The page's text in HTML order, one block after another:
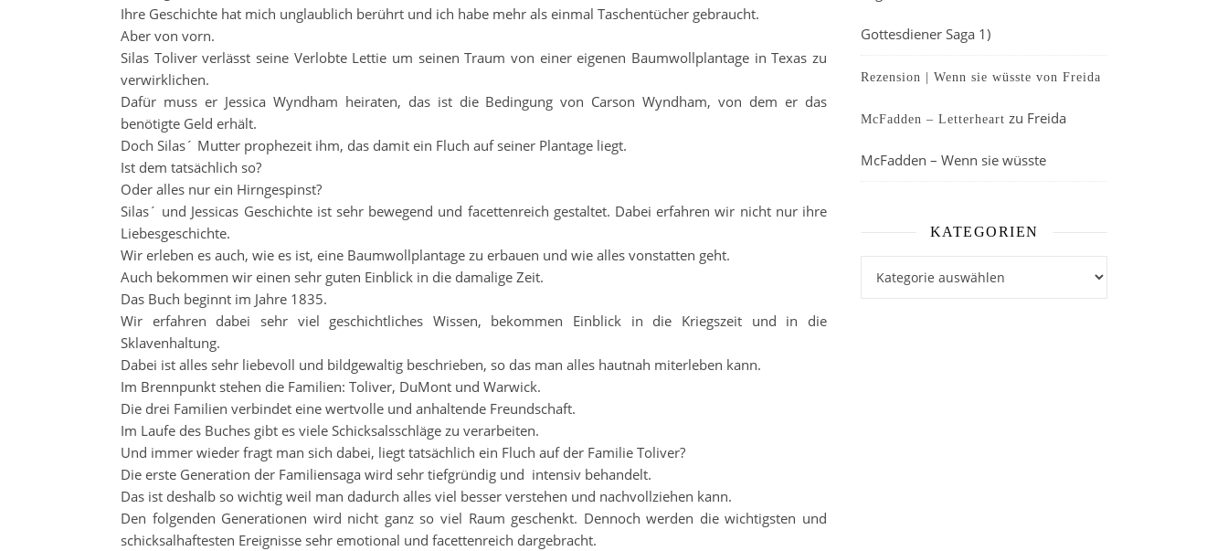
Ihre Geschichte hat mich unglaublich berührt und ich habe mehr als einmal Taschentücher gebraucht.
Aber von vorn.
Silas Toliver verlässt seine Verlobte Lettie um seinen Traum von einer eigenen Baumwollplantage in Texas zu
verwirklichen.
Dafür muss er Jessica Wyndham heiraten, das ist die Bedingung von Carson Wyndham, von dem er das
benötigte Geld erhält.
Doch Silas´ Mutter prophezeit ihm, das damit ein Fluch auf seiner Plantage liegt.
Ist dem tatsächlich so?
Oder alles nur ein Hirngespinst?
Silas´ und Jessicas Geschichte ist sehr bewegend und facettenreich gestaltet. Dabei erfahren wir nicht nur ihre
Liebesgeschichte.
Wir erleben es auch, wie es ist, eine Baumwollplantage zu erbauen und wie alles vonstatten geht.
Auch bekommen wir einen sehr guten Einblick in die damalige Zeit.
Das Buch beginnt im Jahre 1835.
Wir erfahren dabei sehr viel geschichtliches Wissen, bekommen Einblick in die Kriegszeit und in die
Sklavenhaltung.
Dabei ist alles sehr liebevoll und bildgewaltig beschrieben, so das man alles hautnah miterleben kann.
Im Brennpunkt stehen die Familien: Toliver, DuMont und Warwick.
Die drei Familien verbindet eine wertvolle und anhaltende Freundschaft.
Im Laufe des Buches gibt es viele Schicksalsschläge zu verarbeiten.
Und immer wieder fragt man sich dabei, liegt tatsächlich ein Fluch auf der Familie Toliver?
Die erste Generation der Familiensaga wird sehr tiefgründig und intensiv behandelt.
Das ist deshalb so wichtig weil man dadurch alles viel besser verstehen und nachvollziehen kann.
Den folgenden Generationen wird nicht ganz so viel Raum geschenkt. Dennoch werden die wichtigsten und
schicksalhaftesten Ereignisse sehr emotional und facettenreich dargebracht.
Gottesdiener Saga 1)
Rezension | Wenn sie wüsste von Freida
McFadden – Letterheart zu Freida
McFadden – Wenn sie wüsste
KATEGORIEN